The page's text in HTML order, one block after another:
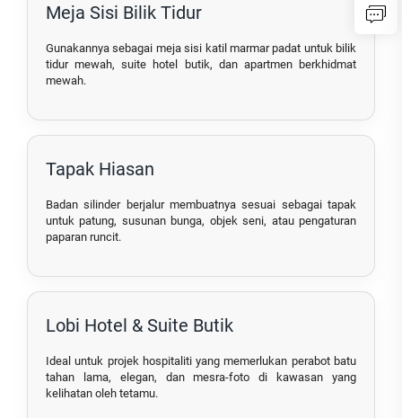
Meja Sisi Bilik Tidur
Gunakannya sebagai meja sisi katil marmar padat untuk bilik
tidur mewah, suite hotel butik, dan apartmen berkhidmat
mewah.
Tapak Hiasan
Badan silinder berjalur membuatnya sesuai sebagai tapak
untuk patung, susunan bunga, objek seni, atau pengaturan
paparan runcit.
Lobi Hotel & Suite Butik
Ideal untuk projek hospitaliti yang memerlukan perabot batu
tahan lama, elegan, dan mesra-foto di kawasan yang
kelihatan oleh tetamu.